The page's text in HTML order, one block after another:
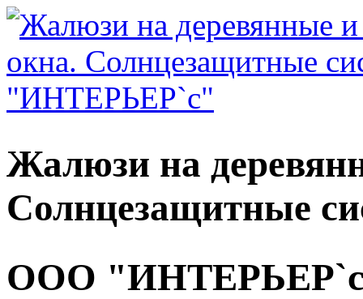
Жалюзи на
Солнцезащитные
ООО